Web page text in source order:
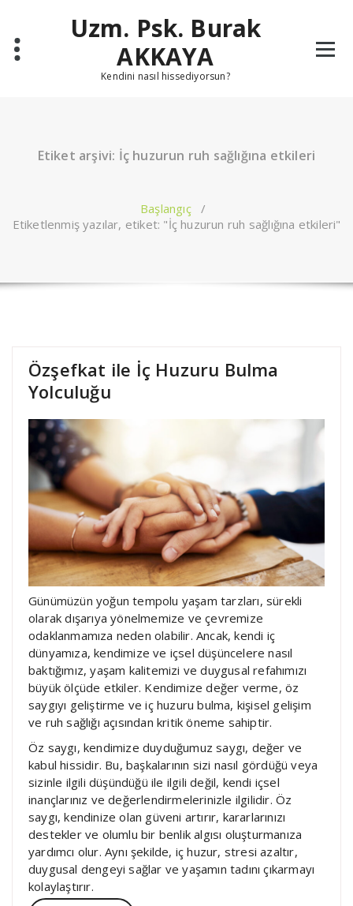
Uzm. Psk. Burak
AKKAYA
Kendini nasıl hissediyorsun?
Etiket arşivi: İç huzurun ruh sağlığına etkileri
Başlangıç/
Etiketlenmiş yazılar, etiket: "İç huzurun ruh sağlığına etkileri"
Özşefkat ile İç Huzuru Bulma
Yolculuğu
Günümüzün yoğun tempolu yaşam tarzları, sürekli
olarak dışarıya yönelmemize ve çevremize
odaklanmamıza neden olabilir. Ancak, kendi iç
dünyamıza, kendimize ve içsel düşüncelere nasıl
baktığımız, yaşam kalitemizi ve duygusal refahımızı
büyük ölçüde etkiler. Kendimize değer verme, öz
saygıyı geliştirme ve iç huzuru bulma, kişisel gelişim
ve ruh sağlığı açısından kritik öneme sahiptir.
Öz saygı, kendimize duyduğumuz saygı, değer ve
kabul hissidir. Bu, başkalarının sizi nasıl gördüğü veya
sizinle ilgili düşündüğü ile ilgili değil, kendi içsel
inançlarınız ve değerlendirmelerinizle ilgilidir. Öz
saygı, kendinize olan güveni artırır, kararlarınızı
destekler ve olumlu bir benlik algısı oluşturmanıza
yardımcı olur. Aynı şekilde, iç huzur, stresi azaltır,
duygusal dengeyi sağlar ve yaşamın tadını çıkarmayı
kolaylaştırır.